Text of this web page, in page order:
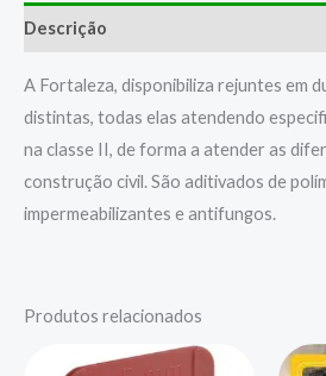
Descrição
A Fortaleza, disponibiliza rejuntes em
distintas, todas elas atendendo
na classe II, de forma a atender as
construção civil. São aditivados de
impermeabilizantes e antifungos.
Produtos relacionados